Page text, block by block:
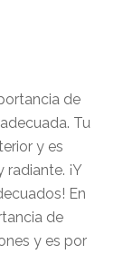
de
Tu
y es
¡Y
En
de
y es por